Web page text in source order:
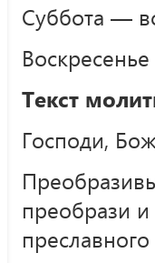
Суббота —
Текст
Господи,
преобрази